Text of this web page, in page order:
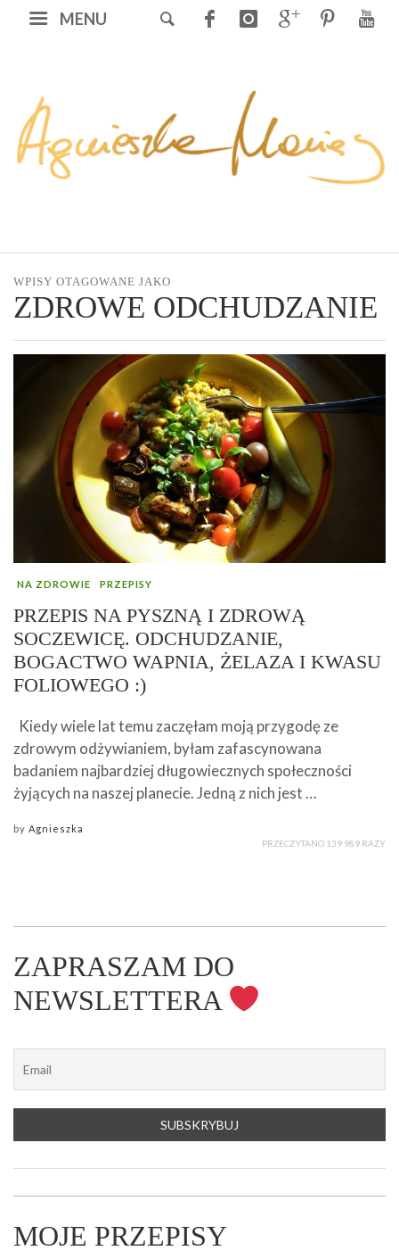
MENU
WPISY OTAGOWANE JAKO
ZDROWE ODCHUDZANIE
NA ZDROWIE PRZEPISY
PRZEPIS NA PYSZNĄ I ZDROWĄ
SOCZEWICĘ. ODCHUDZANIE,
BOGACTWO WAPNIA, ŻELAZA I KWASU
FOLIOWEGO :)
Kiedy wiele lat temu zaczęłam moją przygodę ze
zdrowym odżywianiem, byłam zafascynowana
badaniem najbardziej długowiecznych społeczności
żyjących na naszej planecie. Jedną z nich jest …
by Agnieszka
PRZECZYTANO 139 989 RAZY
ZAPRASZAM DO
NEWSLETTERA
MOJE PRZEPISY